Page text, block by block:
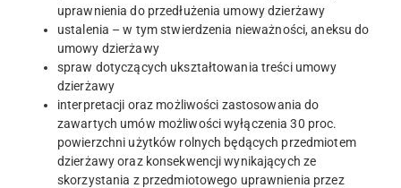
uprawnienia do przedłużenia umowy dzierżawy
ustalenia – w tym stwierdzenia nieważności, aneksu do
umowy dzierżawy
spraw dotyczących ukształtowania treści umowy
dzierżawy
interpretacji oraz możliwości zastosowania do
zawartych umów możliwości wyłączenia 30 proc.
powierzchni użytków rolnych będących przedmiotem
dzierżawy oraz konsekwencji wynikających ze
skorzystania z przedmiotowego uprawnienia przez